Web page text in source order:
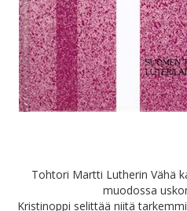
Tohtori Martti Lutherin Vähä
muodossa
Kristinoppi selittää niitä